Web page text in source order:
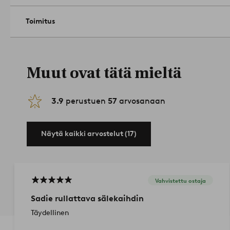
helpompi rullata. Mikäli laskosverhon taustapuoli on
Toimitus
Muut ovat tätä mieltä
3.9 perustuen 57 arvosanaan
Näytä kaikki arvostelut (17)
Vahvistettu ostaja
Sadie rullattava sälekaihdin
Täydellinen